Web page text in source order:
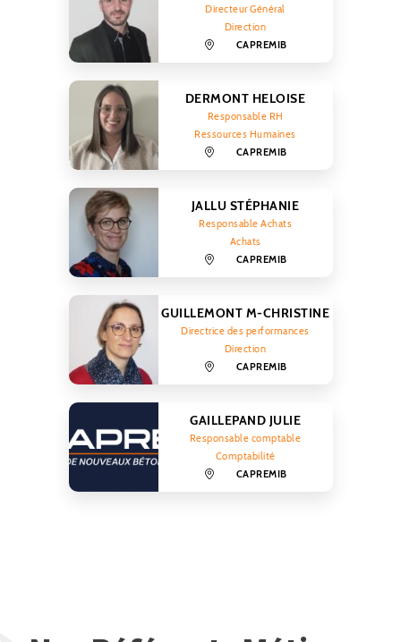
Directeur Général
Direction
CAPREMIB
DERMONT HELOISE
Responsable RH
Ressources Humaines
CAPREMIB
JALLU STÉPHANIE
Responsable Achats
Achats
CAPREMIB
GUILLEMONT M-CHRISTINE
Directrice des performances
Direction
CAPREMIB
GAILLEPAND JULIE
Responsable comptable
Comptabilité
CAPREMIB